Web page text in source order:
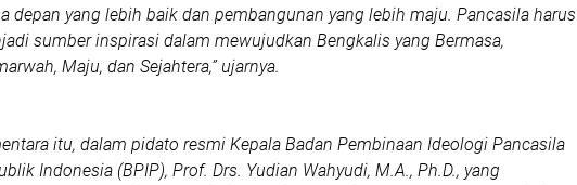
depan yang lebih baik dan pembangunan yang lebih maju. Pancasila harus
sumber inspirasi dalam mewujudkan Bengkalis yang Bermasa,
Maju, dan Sejahtera,” ujarnya.
itu, dalam pidato resmi Kepala Badan Pembinaan Ideologi Pancasila
Indonesia (BPIP), Prof. Drs. Yudian Wahyudi, M.A., Ph.D., yang